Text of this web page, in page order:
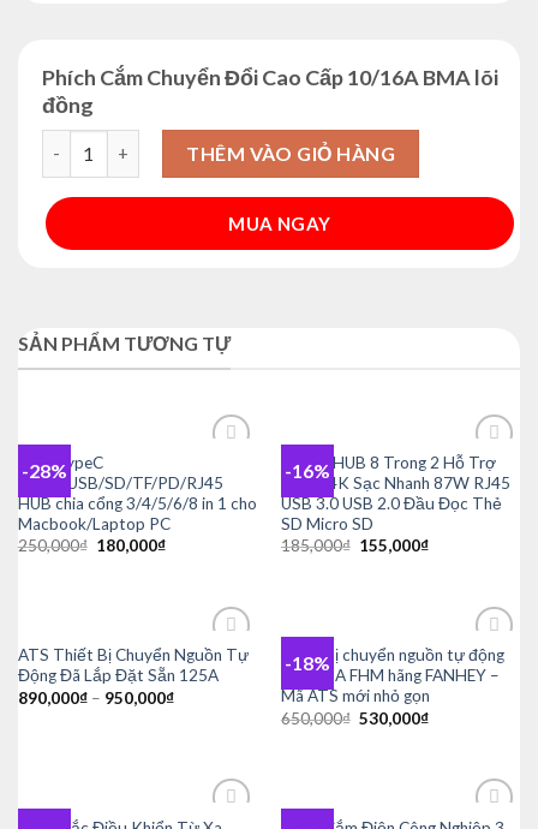
Phích Cắm Chuyển Đổi Cao Cấp 10/16A BMA lõi
đồng
Phích Cắm Chuyển Đổi Cao Cấp 10/16A BMA lõi đồng số
THÊM VÀO GIỎ HÀNG
MUA NGAY
SẢN PHẨM TƯƠNG TỰ
-28%
wishlist
HUB TypeC
HDMI/USB/SD/TF/PD/RJ45
HUB chia cổng 3/4/5/6/8 in 1 cho
Macbook/Laptop PC
250,000₫ Giá
180,000₫Giá
180,000₫.
-16%
Add to
wishlist
USB-C HUB 8 Trong 2 Hỗ Trợ
HDMI 4K Sạc Nhanh 87W RJ45
USB 3.0 USB 2.0 Đầu Đọc Thẻ
SD Micro SD
185,000₫ Giá
155,000₫Giá
155,000₫.
Add to
wishlist
ATS Thiết Bị Chuyển Nguồn Tự
Động Đã Lắp Đặt Sẵn 125A
890,000₫– 950,000₫
-18%
Add to
wishlist
Thiết bị chuyển nguồn tự động
ATS 63A FHM hãng FANHEY –
Mã ATS mới nhỏ gọn
650,000₫ Giá
530,000₫Giá
530,000₫.